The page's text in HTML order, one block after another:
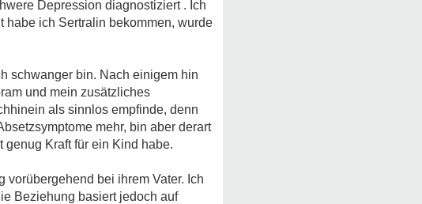
Depression diagnostiziert . Ich
habe ich Sertralin bekommen, wurde
schwanger bin. Nach einigem hin
und mein zusätzliches
als sinnlos empfinde, denn
mehr, bin aber derart
Kraft für ein Kind habe.
vorübergehend bei ihrem Vater. Ich
Beziehung basiert jedoch auf